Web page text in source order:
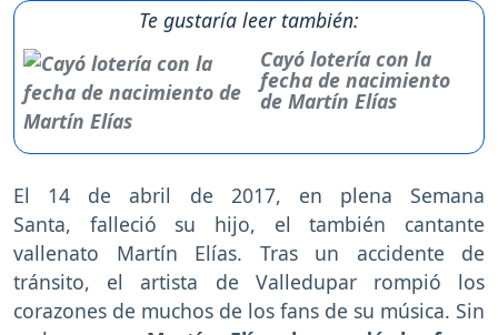
Te gustaría leer también:
Cayó lotería con la
fecha de nacimiento
de Martín Elías
El 14 de abril de 2017, en plena Semana
Santa, falleció su hijo, el también cantante
vallenato Martín Elías. Tras un accidente de
tránsito, el artista de Valledupar rompió los
corazones de muchos de los fans de su música. Sin